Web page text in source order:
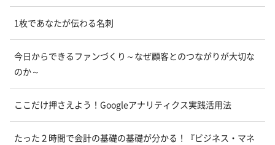
1枚であなたが伝わる名刺
今日からできるファンづくり～なぜ顧客とのつながりが大切な
のか～
ここだけ押さえよう！Googleアナリティクス実践活用法
たった２時間で会計の基礎の基礎が分かる！『ビジネス・マネ